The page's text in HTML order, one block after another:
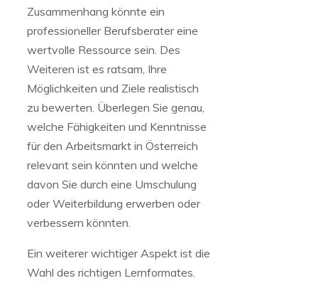
⁣Zusammenhang könnte ein
professioneller Berufsberater eine
wertvolle Ressource sein. Des
Weiteren ist‍ es ratsam, Ihre
Möglichkeiten und Ziele realistisch​
zu ‌bewerten. Überlegen Sie genau,
welche Fähigkeiten und Kenntnisse
für ‍den Arbeitsmarkt in Österreich
relevant sein könnten und welche⁢
davon Sie durch eine Umschulung
oder Weiterbildung erwerben oder
verbessern könnten.
Ein weiterer wichtiger Aspekt ist die
Wahl des richtigen Lernformates.